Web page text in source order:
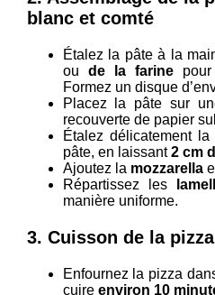
blanc et comté
Étalez la pâte à la
ou de la farinepour
Formez un disque
Placez la pâte sur
recouverte de papier
Étalez délicatement
pâte, en laissant2 cm
Ajoutez la mozzarella
Répartissez les
manière uniforme.
3. Cuisson de la pizza
Enfournez la pizza
cuire environ 10